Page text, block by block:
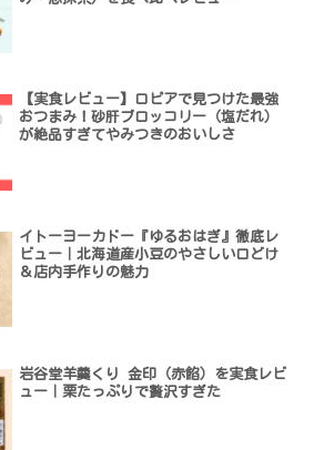
【実食レビュー】ロピアで見つけた最強
おつまみ！砂肝ブロッコリー（塩だれ）
が絶品すぎてやみつきのおいしさ
イトーヨーカドー『ゆるおはぎ』徹底レ
ビュー｜北海道産小豆のやさしい口どけ
＆店内手作りの魅力
岩谷堂羊羹くり 金印（赤餡）を実食レビ
ュー｜栗たっぷりで贅沢すぎた